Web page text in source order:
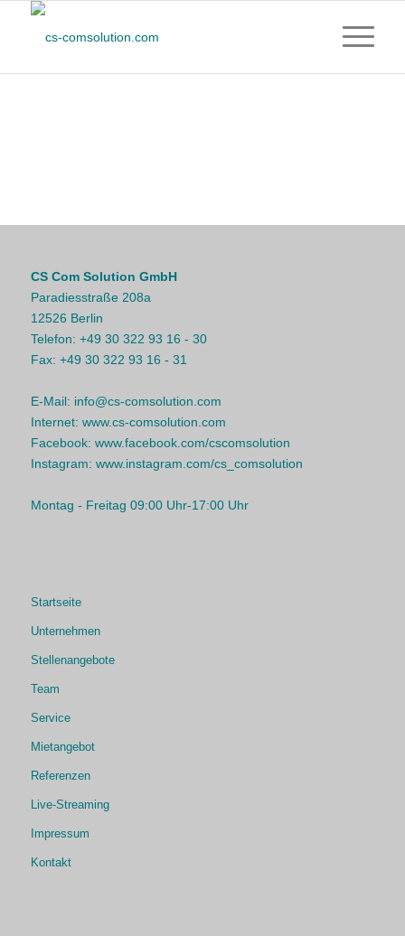
CS Com Solution GmbH
Paradiesstraße 208a
12526 Berlin
Telefon: +49 30 322 93 16 - 30
Fax: +49 30 322 93 16 - 31
E-Mail: info@cs-comsolution.com
Internet: www.cs-comsolution.com
Facebook: www.facebook.com/cscomsolution
Instagram: www.instagram.com/cs_comsolution
Montag - Freitag 09:00 Uhr-17:00 Uhr
Startseite
Unternehmen
Stellenangebote
Team
Service
Mietangebot
Referenzen
Live-Streaming
Impressum
Kontakt